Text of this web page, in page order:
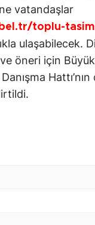
vatandaşlar
toplu-
ulaşabilecek.
öneri için